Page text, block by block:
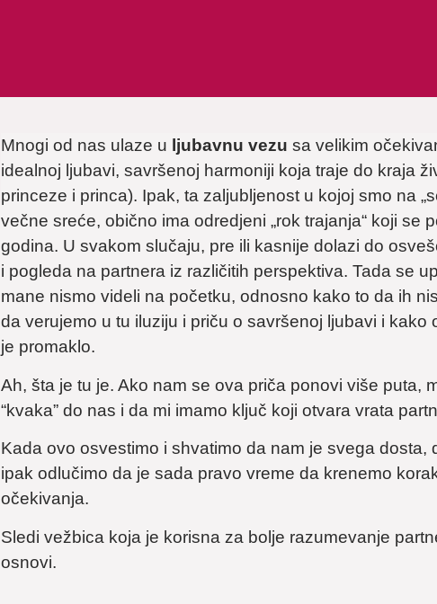
Mnogi od nas ulaze u ljubavnu vezu sa velikim
idealnoj ljubavi, savršenoj harmoniji koja traje do kraja
princeze i princa). Ipak, ta zaljubljenost u kojoj smo na
večne sreće, obično ima odredjeni „rok trajanja“ koji se
godina. U svakom slučaju, pre ili kasnije dolazi do
i pogleda na partnera iz različitih perspektiva. Tada se
mane nismo videli na početku, odnosno kako to da ih
da verujemo u tu iluziju i priču o savršenoj ljubavi i
je promaklo.
Ah, šta je tu je. Ako nam se ova priča ponovi više puta,
“kvaka” do nas i da mi imamo ključ koji otvara vrata
Kada ovo osvestimo i shvatimo da nam je svega dosta,
ipak odlučimo da je sada pravo vreme da krenemo
očekivanja.
Sledi vežbica koja je korisna za bolje razumevanje
osnovi.